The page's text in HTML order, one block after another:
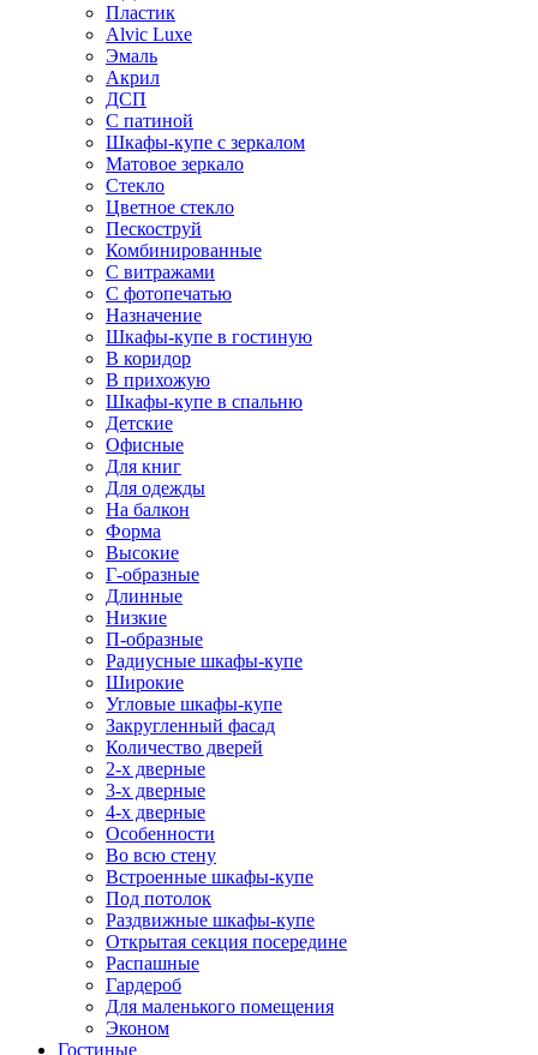
Пластик
Alvic Luxe
Эмаль
Акрил
ДСП
С патиной
Шкафы-купе с зеркалом
Матовое зеркало
Стекло
Цветное стекло
Пескоструй
Комбинированные
С витражами
С фотопечатью
Назначение
Шкафы-купе в гостиную
В коридор
В прихожую
Шкафы-купе в спальню
Детские
Офисные
Для книг
Для одежды
На балкон
Форма
Высокие
Г-образные
Длинные
Низкие
П-образные
Радиусные шкафы-купе
Широкие
Угловые шкафы-купе
Закругленный фасад
Количество дверей
2-х дверные
3-х дверные
4-х дверные
Особенности
Во всю стену
Встроенные шкафы-купе
Под потолок
Раздвижные шкафы-купе
Открытая секция посередине
Распашные
Гардероб
Для маленького помещения
Эконом
Гостиные